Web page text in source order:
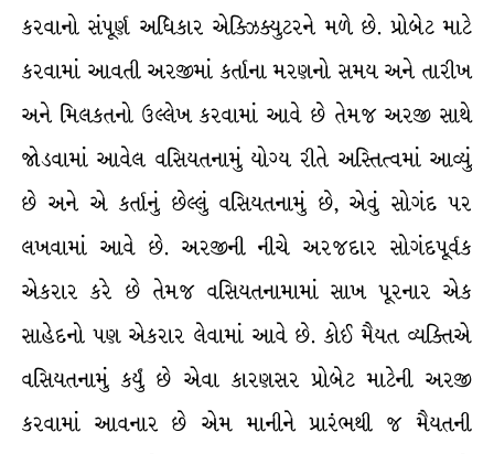
કરવાનો સંપૂર્ણ અધિકાર એક્ઝિક્યુટરને મળે છે. પ્રોબેટ માટે
કરવામાં આવતી અરજીમાં કર્તાના મરણનો સમય અને તારીખ
અને મિલકતનો ઉલ્લેખ કરવામાં આવે છે તેમજ અરજી સાથે
જોડવામાં આવેલ વસિયતનામું યોગ્ય રીતે અસ્તિત્વમાં આવ્યું
છે અને એ કર્તાનું છેલ્લું વસિયતનામું છે, એવું સોગંદ પર
લખવામાં આવે છે. અરજીની નીચે અરજદાર સોગંદપૂર્વક
એકરાર કરે છે તેમજ વસિયતનામામાં સાખ પૂરનાર એક
સાહેદનો પણ એકરાર લેવામાં આવે છે. કોઈ મૈયત વ્યક્તિએ
વસિયતનામું કર્યું છે એવા કારણસર પ્રોબેટ માટેની અરજી
કરવામાં આવનાર છે એમ માનીને પ્રારંભથી જ મૈયતની